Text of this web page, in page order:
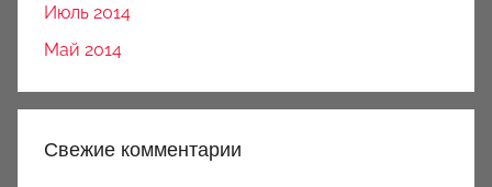
Июль 2014
Май 2014
Свежие комментарии